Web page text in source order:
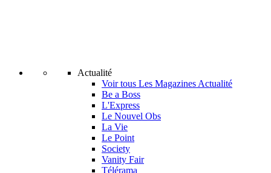
Actualité
Voir tous Les Magazines Actualité
Be a Boss
L'Express
Le Nouvel Obs
La Vie
Le Point
Society
Vanity Fair
Télérama